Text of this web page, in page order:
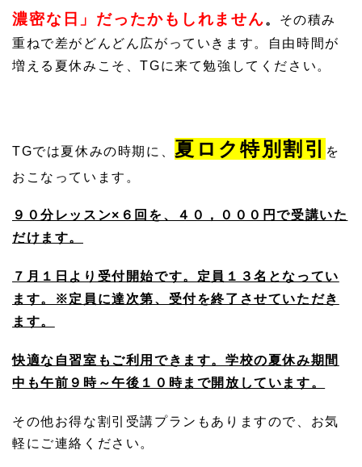
濃密な日」だったかもしれません。 その積み
重ねで差がどんどん広がっていきます。自由時間が
増える夏休みこそ、TGに来て勉強してください。
TGでは夏休みの時期に、 夏ロク特別割引
を
おこなっています。
９０分レッスン×６回を、４０，０００円で受講いた
だけます。
７月１日より受付開始です。定員１３名となってい
ます。※定員に達次第、受付を終了させていただき
ます。
快適な自習室もご利用できます。学校の夏休み期間
中も午前９時～午後１０時まで開放しています。
その他お得な割引受講プランもありますので、お気
軽にご連絡ください。